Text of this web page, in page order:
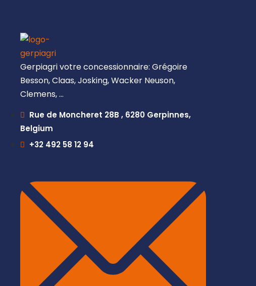
Gerpiagri votre concessionnaire: Grégoire
Besson, Claas, Josking, Wacker Neuson,
Clemens, …
Rue de Moncheret 28B , 6280 Gerpinnes,
Belgium
+32 492 58 12 94